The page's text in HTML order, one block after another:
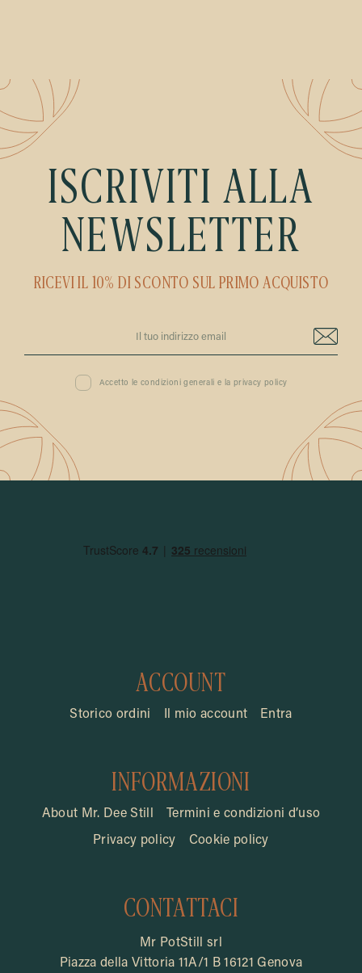
ISCRIVITI ALLA
NEWSLETTER
RICEVI IL 10% DI SCONTO SUL PRIMO ACQUISTO
Accetto le condizioni generali e la privacy policy
ACCOUNT
Storico ordini Il mio account Entra
INFORMAZIONI
About Mr. Dee Still Termini e condizioni d’uso
Privacy policy Cookie policy
CONTATTACI
Mr PotStill srl
Piazza della Vittoria 11A/1 B 16121 Genova